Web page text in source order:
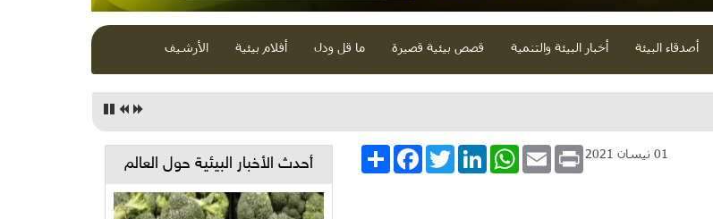
أصدقاء البيئة أخبار البيئة والتنمية قصص بيئية قصيرة ما قل ودل أفلام بيئية الأرشيف
انشر
FacebookTwitterLinkedInWhatsApp Email Print 01 نيسان 2021
أحدث الأخبار البيئية حول العالم